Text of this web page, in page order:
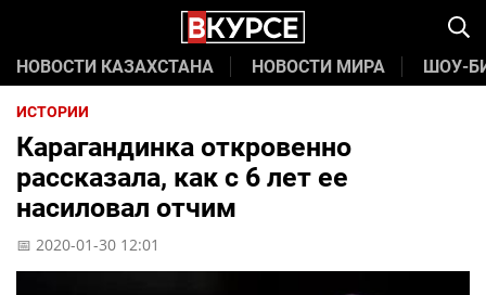
НОВОСТИ КАЗАХСТАНА НОВОСТИ МИРА ШОУ-
ИСТОРИИ
Карагандинка откровенно
рассказала, как с 6 лет ее
насиловал отчим
📅 2020-01-30 12:01